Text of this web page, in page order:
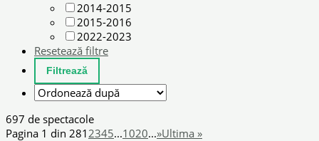
2014-2015
2015-2016
2022-2023
Resetează filtre
697 de spectacole
Pagina 1 din 281 2345...1020...»Ultima »